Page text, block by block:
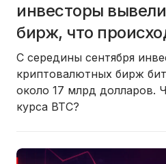
инвесторы
бирж, что
С середины сентября
криптовалютных бирж
около 17 млрд долларов.
курса BTC?